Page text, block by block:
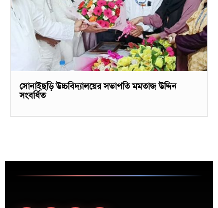
সোনাইছড়ি উচ্চবিদ্যালয়ের সভাপতি মমতাজ উদ্দিন
সংবর্ধিত